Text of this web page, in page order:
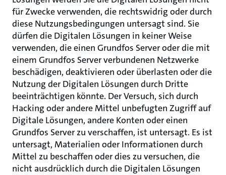
für Zwecke verwenden, die rechtswidrig oder durch
diese Nutzungsbedingungen untersagt sind. Sie
dürfen die Digitalen Lösungen in keiner Weise
verwenden, die einen Grundfos Server oder die mit
einem Grundfos Server verbundenen Netzwerke
beschädigen, deaktivieren oder überlasten oder die
Nutzung der Digitalen Lösungen durch Dritte
beeinträchtigen könnte. Der Versuch, sich durch
Hacking oder andere Mittel unbefugten Zugriff auf
Digitale Lösungen, andere Konten oder einen
Grundfos Server zu verschaffen, ist untersagt. Es ist
untersagt, Materialien oder Informationen durch
Mittel zu beschaffen oder dies zu versuchen, die
nicht ausdrücklich durch die Digitalen Lösungen